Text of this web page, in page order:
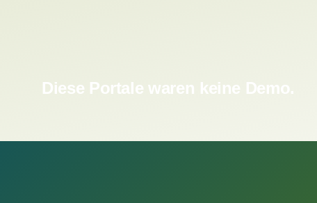
Diese Portale waren keine Demo.